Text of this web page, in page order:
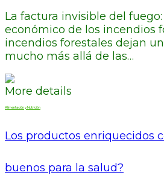
La factura invisible del
económico de los incendios
incendios forestales dejan
mucho más allá de las…
More details
Alimentación y Nutrición
Los productos enriquecidos
buenos para la salud?